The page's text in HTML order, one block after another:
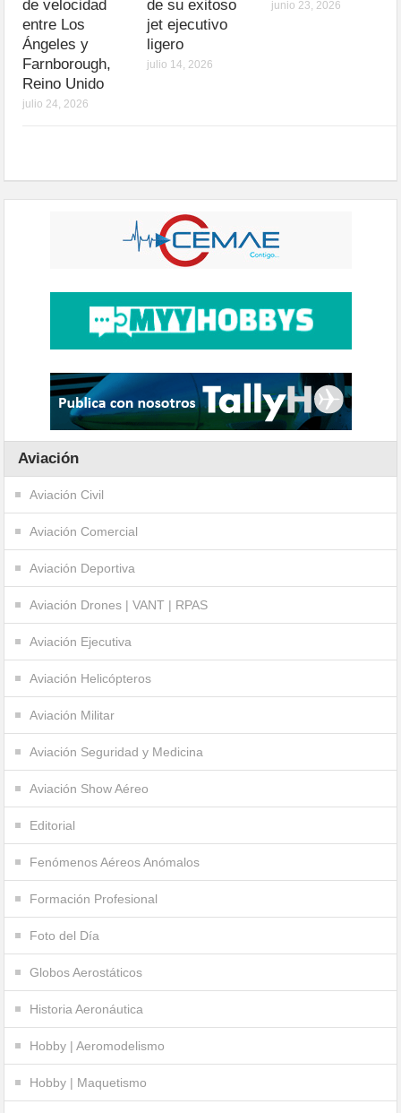
de velocidad
entre Los
Ángeles y
Farnborough,
Reino Unido
julio 24, 2026
de su exitoso
jet ejecutivo
ligero
julio 14, 2026
junio 23, 2026
Aviación
Aviación Civil
Aviación Comercial
Aviación Deportiva
Aviación Drones | VANT | RPAS
Aviación Ejecutiva
Aviación Helicópteros
Aviación Militar
Aviación Seguridad y Medicina
Aviación Show Aéreo
Editorial
Fenómenos Aéreos Anómalos
Formación Profesional
Foto del Día
Globos Aerostáticos
Historia Aeronáutica
Hobby | Aeromodelismo
Hobby | Maquetismo